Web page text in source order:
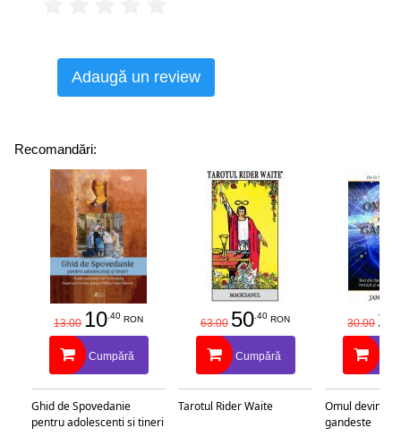
Adaugă un review
Recomandări:
13.00 10.40 RON
Cumpără
Ghid de Spovedanie
pentru adolescenti si tineri
63.00 50.40 RON
Cumpără
Tarotul Rider Waite
30.00 25
Omul devine
gandeste